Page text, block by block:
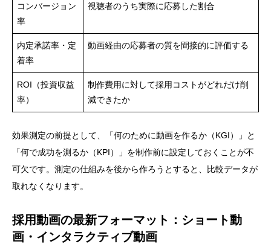
コンバージョン
率
視聴者のうち実際に応募した割合
内定承諾率・定
着率
動画経由の応募者の質を間接的に評価する
ROI（投資収益
率）
制作費用に対して採用コストがどれだけ削
減できたか
効果測定の前提として、「何のために動画を作るか（KGI）」と
「何で成功を測るか（KPI）」を制作前に設定しておくことが不
可欠です。測定の仕組みを後から作ろうとすると、比較データが
取れなくなります。
採用動画の最新フォーマット：ショート動
画・インタラクティブ動画